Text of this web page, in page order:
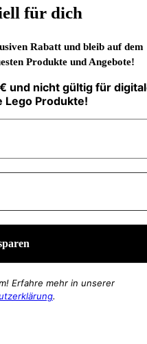
für dich
Rabatt und bleib auf dem
Produkte und Angebote!
und nicht gültig für
Lego Produkte!
Erfahre mehr in unserer
.